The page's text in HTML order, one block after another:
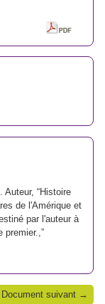
Auteur, “Histoire
de l'Amérique et
par l'auteur à
premier.,”
Document suivant →